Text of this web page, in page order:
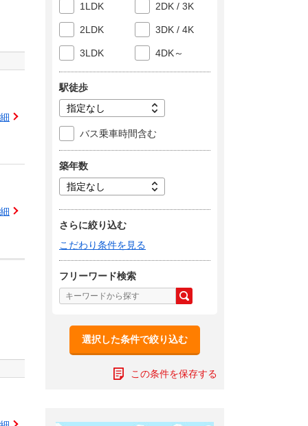
1LDK 2DK / 3K
2LDK 3DK / 4K
3LDK 4DK～
駅徒歩
バス乗車時間含む
築年数
さらに絞り込む
こだわり条件を見る
フリーワード検索
選択した条件で絞り込む
この条件を保存する